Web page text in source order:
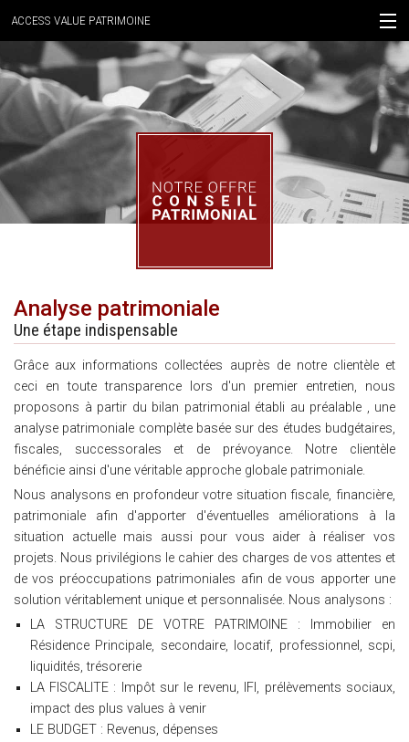
ACCESS VALUE PATRIMOINE
ACCUEIL
NOTRE CABINET
NOTRE OFFRE
CONTACTEZ-NOUS
Analyse patrimoniale
Une étape indispensable
Grâce aux informations collectées auprès de notre clientèle et
ceci en toute transparence lors d'un premier entretien, nous
proposons à partir du bilan patrimonial établi au préalable , une
analyse patrimoniale complète basée sur des études budgétaires,
fiscales, successorales et de prévoyance. Notre clientèle
bénéficie ainsi d'une véritable approche globale patrimoniale.
Nous analysons en profondeur votre situation fiscale, financière,
patrimoniale afin d'apporter d'éventuelles améliorations à la
situation actuelle mais aussi pour vous aider à réaliser vos
projets. Nous privilégions le cahier des charges de vos attentes et
de vos préoccupations patrimoniales afin de vous apporter une
solution véritablement unique et personnalisée. Nous analysons :
LA STRUCTURE DE VOTRE PATRIMOINE : Immobilier en
Résidence Principale, secondaire, locatif, professionnel, scpi,
liquidités, trésorerie
LA FISCALITE : Impôt sur le revenu, IFI, prélèvements sociaux,
impact des plus values à venir
LE BUDGET : Revenus, dépenses